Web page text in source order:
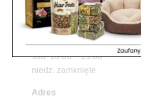
tel./fax. 22 784 71 96
Godziny pracy
pon. – piąt. 10.00 – 19.00
sob. 10.00 – 15.00
niedz. zamknięte
Adres